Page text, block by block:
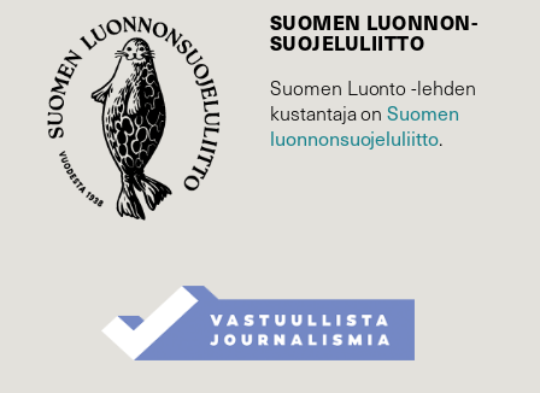
SUOMEN LUONNON­
SUOJELU­LIITTO
Suomen Luonto -lehden
kustantaja onSuomen
luonnonsuojelu­liitto.